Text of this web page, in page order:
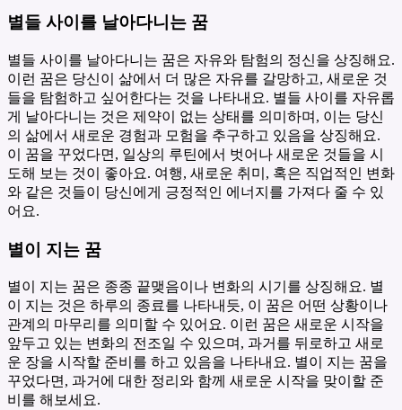
별들 사이를 날아다니는 꿈
별들 사이를 날아다니는 꿈은 자유와 탐험의 정신을 상징해요.
이런 꿈은 당신이 삶에서 더 많은 자유를 갈망하고, 새로운 것
들을 탐험하고 싶어한다는 것을 나타내요. 별들 사이를 자유롭
게 날아다니는 것은 제약이 없는 상태를 의미하며, 이는 당신
의 삶에서 새로운 경험과 모험을 추구하고 있음을 상징해요.
이 꿈을 꾸었다면, 일상의 루틴에서 벗어나 새로운 것들을 시
도해 보는 것이 좋아요. 여행, 새로운 취미, 혹은 직업적인 변화
와 같은 것들이 당신에게 긍정적인 에너지를 가져다 줄 수 있
어요.
별이 지는 꿈
별이 지는 꿈은 종종 끝맺음이나 변화의 시기를 상징해요. 별
이 지는 것은 하루의 종료를 나타내듯, 이 꿈은 어떤 상황이나
관계의 마무리를 의미할 수 있어요. 이런 꿈은 새로운 시작을
앞두고 있는 변화의 전조일 수 있으며, 과거를 뒤로하고 새로
운 장을 시작할 준비를 하고 있음을 나타내요. 별이 지는 꿈을
꾸었다면, 과거에 대한 정리와 함께 새로운 시작을 맞이할 준
비를 해보세요.